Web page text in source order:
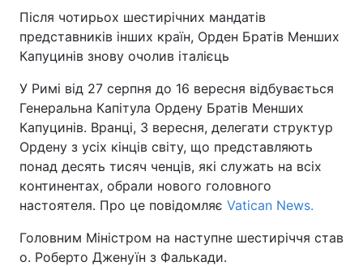
Київ Львів
Дніпро Харків
Одеса
Спорт Наука
Техно і зв'язок Лайт
Зброя Інциденти
Після чотирьох шестирічних мандатів
представників інших країн, Орден Братів Менших
Капуцинів знову очолив італієць
У Римі від 27 серпня до 16 вересня відбувається
Генеральна Капітула Ордену Братів Менших
Капуцинів. Вранці, 3 вересня, делегати структур
Ордену з усіх кінців світу, що представляють
понад десять тисяч ченців, які служать на всіх
континентах, обрали нового головного
настоятеля. Про це повідомляє Vatican News.
Головним Міністром на наступне шестиріччя став
о. Роберто Дженуїн з Фалькади.